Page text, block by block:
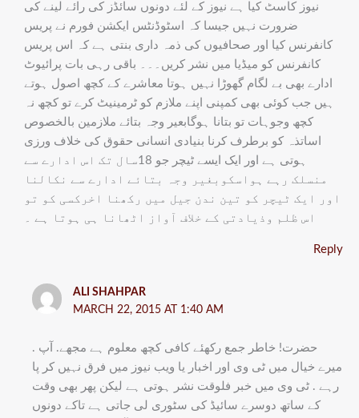
نیوز کاسٹ کیا ہے نیوز کے لئے دونوں سائڈز کی رائے لینے کی
ضرورت نہیں جیسا کہ اسٹوڈنٹس ایکشن فورم نے پریس
کانفرنس کیا اور صحافیوں کی ذمہ داری بنتی ہے کہ اس پریس
کانفرنس کو میڈیا میں نشر کریں۔۔۔ باقی رہی بات پرائیوٹ
ادارے بھی بے لگام گھوڑا نہیں ہوتا معاشرے کے کچھ اصول ہوتے
ہیں جب کوئی بھی کمپنی اپنے ملازم کو ٹرمینیٹ کرے تو کچھ نہ
کچھ وجوہات تو بتانا ہوگابعیر وجہ بتائے ملازمین بالخصوص
اساتذہ کو برطرف کرنا بنیادی انسانی حقوق کی خلاف ورزی
ہوتی ہے اور ایک ایسے ٹیچر جو 18سال تک اس ادارے سے
منسلک رہے ہواسکوبغیر وجہ بتائے ادارے سے نکالنا
اور ایک ٹیچر کو تین ندن جیل میں رکھنا اخرکسی کو تو
اس ظلم وذیادتی کے خلاف آواز اٹھانا ہی ہوتا ہے ۔
Reply
ALI SHAHPAR
MARCH 22, 2015 AT 1:40 AM
. حضرت! خاطر جمع رکھئے کافی کچھ معلوم ہے مجھے. آپ
میرے خیال میں ٹی وی اور اخبار یا ویب نیوز میں فرق نہیں کر پا
رہے . ٹی وی میں خبر فلوقت نشر ہوتی ہے لیکن پھر بھی وقت
کے ساتھ دوسرے سائیڈ کی سٹوری لی جاتی ہے تاکے دونوں